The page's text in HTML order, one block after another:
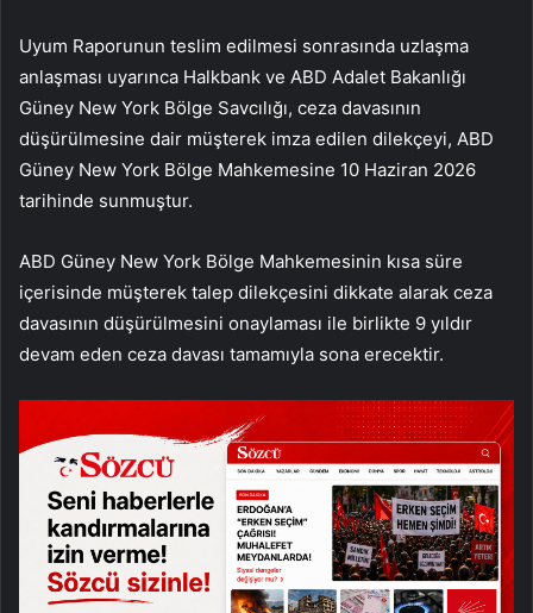
Uyum Raporunun teslim edilmesi sonrasında uzlaşma
anlaşması uyarınca Halkbank ve ABD Adalet Bakanlığı
Güney New York Bölge Savcılığı, ceza davasının
düşürülmesine dair müşterek imza edilen dilekçeyi, ABD
Güney New York Bölge Mahkemesine 10 Haziran 2026
tarihinde sunmuştur.
ABD Güney New York Bölge Mahkemesinin kısa süre
içerisinde müşterek talep dilekçesini dikkate alarak ceza
davasının düşürülmesini onaylaması ile birlikte 9 yıldır
devam eden ceza davası tamamıyla sona erecektir.